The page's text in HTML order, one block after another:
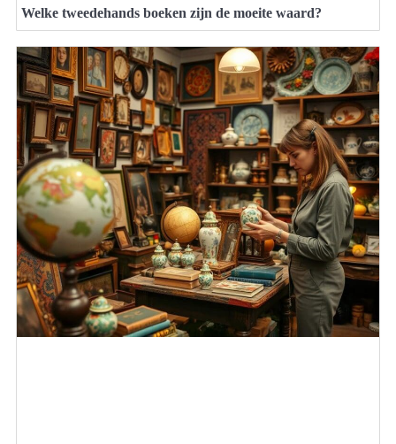
Welke tweedehands boeken zijn de moeite waard?